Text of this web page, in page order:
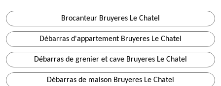
Brocanteur Bruyeres Le Chatel
Débarras d'appartement Bruyeres Le Chatel
Débarras de grenier et cave Bruyeres Le Chatel
Débarras de maison Bruyeres Le Chatel